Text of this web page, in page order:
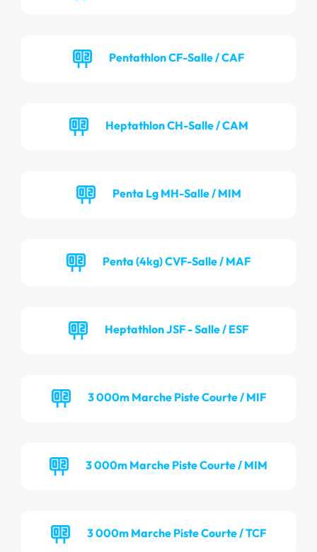
Pentathlon CF-Salle / CAF
Heptathlon CH-Salle / CAM
Penta Lg MH-Salle / MIM
Penta (4kg) CVF-Salle / MAF
Heptathlon JSF - Salle / ESF
3 000m Marche Piste Courte / MIF
3 000m Marche Piste Courte / MIM
3 000m Marche Piste Courte / TCF